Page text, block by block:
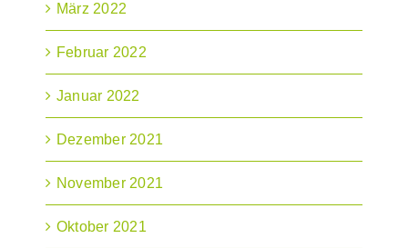
März 2022
Februar 2022
Januar 2022
Dezember 2021
November 2021
Oktober 2021